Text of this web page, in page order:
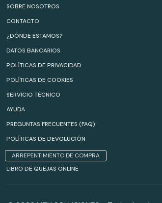
SOBRE NOSOTROS
CONTACTO
¿DÓNDE ESTAMOS?
DATOS BANCARIOS
POLÍTICAS DE PRIVACIDAD
POLÍTICAS DE COOKIES
SERVICIO TÉCNICO
AYUDA
PREGUNTAS FRECUENTES (FAQ)
POLÍTICAS DE DEVOLUCIÓN
ARREPENTIMIENTO DE COMPRA
LIBRO DE QUEJAS ONLINE